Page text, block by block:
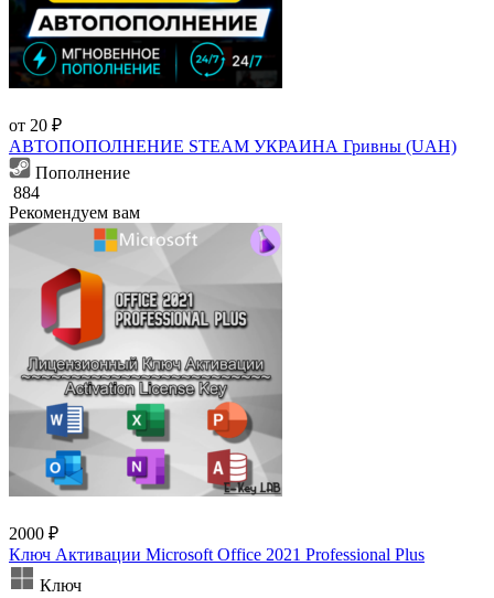
от 20 ₽
АВТОПОПОЛНЕНИЕ STEAM УКРАИНА Гривны (UAH)
Пополнение
884
Рекомендуем вам
2000 ₽
Ключ Активации Microsoft Office 2021 Professional Plus
Ключ